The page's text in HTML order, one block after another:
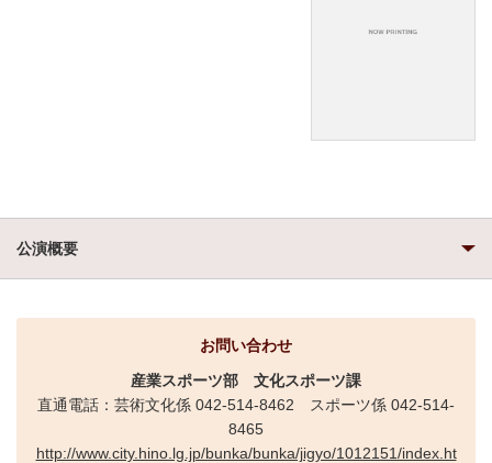
公演概要
お問い合わせ
産業スポーツ部 文化スポーツ課
直通電話：芸術文化係 042-514-8462 スポーツ係 042-514-
8465
http://www.city.hino.lg.jp/bunka/bunka/jigyo/1012151/index.ht